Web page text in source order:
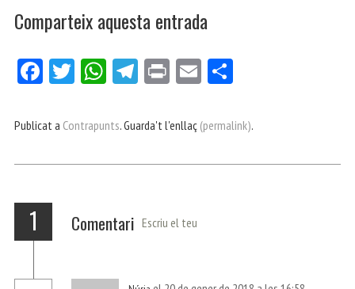
Comparteix aquesta entrada
Fa
bo
Tw
er
W
ts
p
Te
gr
m
Pri E
ail pa
ei
Publicat a Contrapunts. Guarda't l'enllaç (permalink).
1 Comentari Escriu el teu